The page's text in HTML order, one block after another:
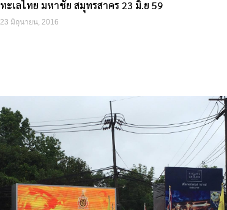
ทะเลไทย มหาชัย สมุทรสาคร 23 มิ.ย 59
23 มิถุนายน, 2016